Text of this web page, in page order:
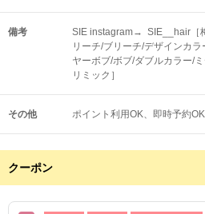
備考
SIE instagram→ SIE__hair［
リーチ/ブリーチ/デザインカ
ヤーボブ/ボブ/ダブルカラー/
リミック］
その他 ポイント利用OK 即時予約OK
クーポン